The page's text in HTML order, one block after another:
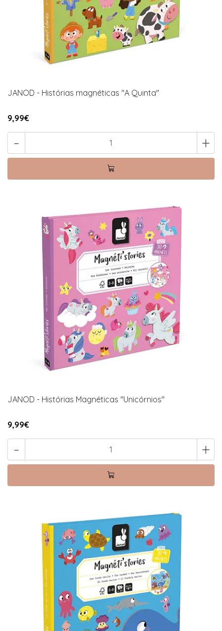
JANOD - Histórias magnéticas "A Quinta"
9,99€
- +
JANOD - Histórias Magnéticas "Unicórnios"
9,99€
- +